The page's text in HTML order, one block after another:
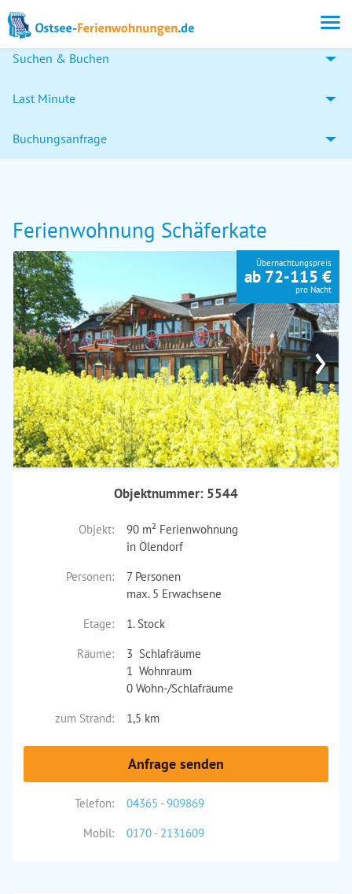
Suchen & Buchen
Last Minute
Buchungsanfrage
Ferienwohnung Schäferkate
›
Übernachtungspreis
ab 72-115 €
pro Nacht
Objektnummer: 5544
Objekt:
90 m² Ferienwohnung
in Ölendorf
Personen:
7 Personen
max. 5 Erwachsene
Etage:
1. Stock
Räume:
3 Schlafräume
1 Wohnraum
0 Wohn-/Schlafräume
zum Strand:
1,5 km
Anfrage senden
Telefon:
04365 - 909869
Mobil:
0170 - 2131609